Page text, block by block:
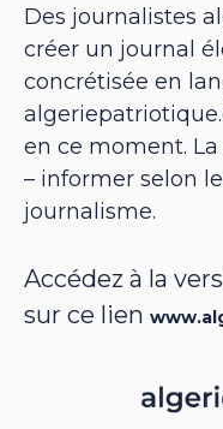
Des journalistes
créer un journal
concrétisée en
en ce moment.
– informer selon
journalisme.
Accédez à la
sur ce lien